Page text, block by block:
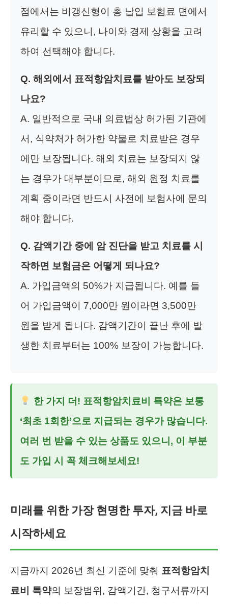
점에서는 비갱신형이 총 납입 보험료 면에서
유리할 수 있으니, 나이와 경제 상황을 고려
하여 선택해야 합니다.
Q. 해외에서 표적항암치료를 받아도 보장되
나요?
A. 일반적으로 국내 의료법상 허가된 기관에
서, 식약처가 허가한 약물로 치료받은 경우
에만 보장됩니다. 해외 치료는 보장되지 않
는 경우가 대부분이므로, 해외 원정 치료를
계획 중이라면 반드시 사전에 보험사에 문의
해야 합니다.
Q. 감액기간 중에 암 진단을 받고 치료를 시
작하면 보험금은 어떻게 되나요?
A. 가입금액의 50%가 지급됩니다. 예를 들
어 가입금액이 7,000만 원이라면 3,500만
원을 받게 됩니다. 감액기간이 끝난 후에 발
생한 치료부터는 100% 보장이 가능합니다.
한 가지 더! 표적항암치료비 특약은 보통
‘최초 1회한’으로 지급되는 경우가 많습니다.
여러 번 받을 수 있는 상품도 있으니, 이 부분
도 가입 시 꼭 체크해보세요!
미래를 위한 가장 현명한 투자, 지금 바로
시작하세요
지금까지 2026년 최신 기준에 맞춰 표적항암치
료비 특약의 보장범위, 감액기간, 청구서류까지